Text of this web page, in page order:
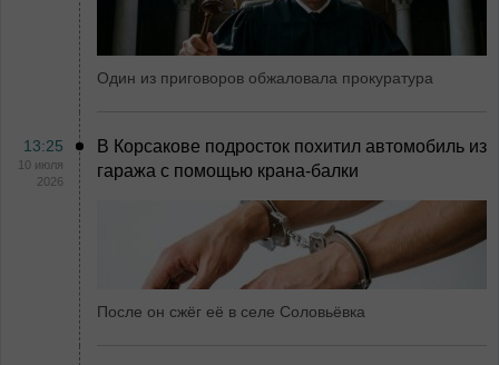
Один из приговоров обжаловала прокуратура
13:25
10 июля
2026
В Корсакове подросток похитил автомобиль из
гаража с помощью крана-балки
После он сжёг её в селе Соловьёвка